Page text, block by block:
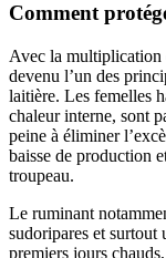
Comment
Avec la multiplication
devenu l’un des
laitière. Les femelles
chaleur interne, sont
peine à éliminer
baisse de production
troupeau.
Le ruminant
sudoripares et surtout
premiers jours